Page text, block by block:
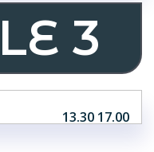
3
13.30 17.00